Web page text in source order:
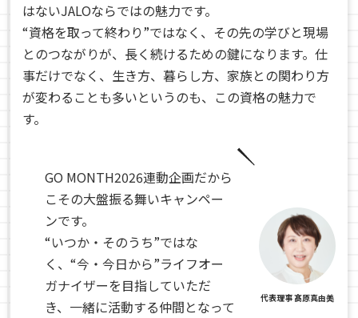
はないJALOならではの魅力です。
“資格を取って終わり”ではなく、その先の学びと現場
とのつながりが、長く続けるための鍵になります。仕
事だけでなく、生き方、暮らし方、家族との関わり方
が変わることも多いというのも、この資格の魅力で
す。
GO MONTH2026連動企画だから
こその大盤振る舞いキャンペー
ンです。
“いつか・そのうち”ではな
く、“今・今日から”ライフオー
ガナイザーを目指していただ
き、一緒に活動する仲間となって
代表理事 髙原真由美